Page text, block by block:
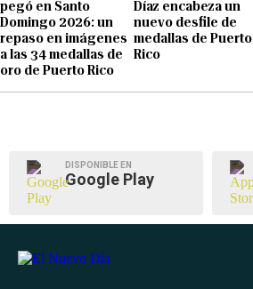
pegó en Santo
Domingo 2026: un
repaso en imágenes
a las 34 medallas de
oro de Puerto Rico
Díaz encabeza un
nuevo desfile de
medallas de Puerto
Rico
DISPONIBLE EN
Google Play